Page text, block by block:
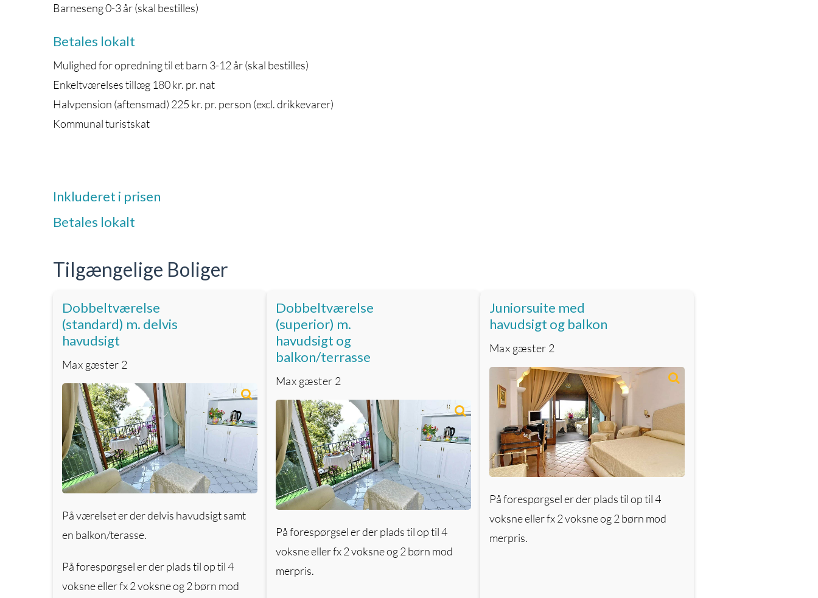
Barneseng 0-3 år (skal bestilles)
Betales lokalt
Mulighed for opredning til et barn 3-12 år (skal bestilles)
Enkeltværelses tillæg 180 kr. pr. nat
Halvpension (aftensmad) 225 kr. pr. person (excl. drikkevarer)
Kommunal turistskat
Inkluderet i prisen
Betales lokalt
Tilgængelige Boliger
Dobbeltværelse
(standard) m. delvis
havudsigt
Max gæster 2
På værelset er der delvis havudsigt samt
en balkon/terasse.
På forespørgsel er der plads til op til 4
voksne eller fx 2 voksne og 2 børn mod
Dobbeltværelse
(superior) m.
havudsigt og
balkon/terrasse
Max gæster 2
På forespørgsel er der plads til op til 4
voksne eller fx 2 voksne og 2 børn mod
merpris.
Juniorsuite med
havudsigt og balkon
Max gæster 2
På forespørgsel er der plads til op til 4
voksne eller fx 2 voksne og 2 børn mod
merpris.